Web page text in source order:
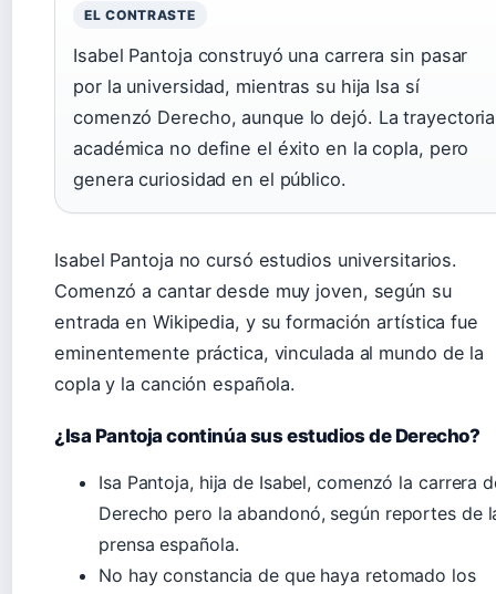
EL CONTRASTE
Isabel Pantoja construyó una carrera sin pasar
por la universidad, mientras su hija Isa sí
comenzó Derecho, aunque lo dejó. La trayectoria
académica no define el éxito en la copla, pero
genera curiosidad en el público.
Isabel Pantoja no cursó estudios universitarios.
Comenzó a cantar desde muy joven, según su
entrada en Wikipedia, y su formación artística fue
eminentemente práctica, vinculada al mundo de la
copla y la canción española.
¿Isa Pantoja continúa sus estudios de Derecho?
Isa Pantoja, hija de Isabel, comenzó la carrera
Derecho pero la abandonó, según reportes de
prensa española.
No hay constancia de que haya retomado los